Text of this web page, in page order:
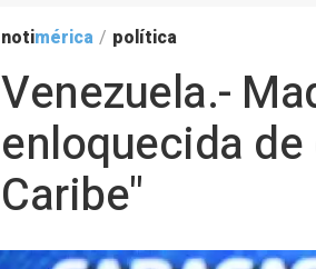
notimérica / política
Venezuela.-
enloquecida
Caribe"